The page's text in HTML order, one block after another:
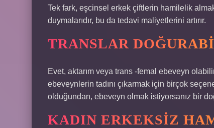
Tek fark, eşcinsel erkek çiftlerin hamilelik
duymalarıdır, bu da tedavi maliyetlerini artırır.
TRANSLAR
Evet, aktarım veya trans -femal ebeveyn
ebeveynlerin tadını çıkarmak için birçok
olduğundan, ebeveyn olmak istiyorsanız bir
KADIN ERKEKSIZ